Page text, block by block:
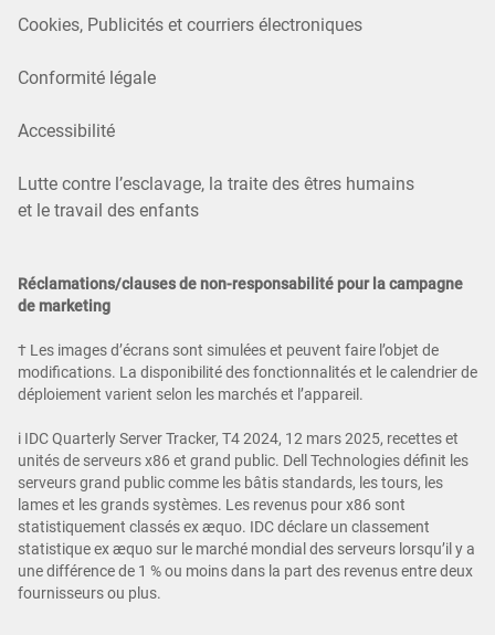
Cookies, Publicités et courriers électroniques
Conformité légale
Accessibilité
Lutte contre l’esclavage, la traite des êtres humains
et le travail des enfants
Réclamations/clauses de non-responsabilité pour la campagne
de marketing
† Les images d’écrans sont simulées et peuvent faire l’objet de
modifications. La disponibilité des fonctionnalités et le calendrier de
déploiement varient selon les marchés et l’appareil.
i IDC Quarterly Server Tracker, T4 2024, 12 mars 2025, recettes et
unités de serveurs x86 et grand public. Dell Technologies définit les
serveurs grand public comme les bâtis standards, les tours, les
lames et les grands systèmes. Les revenus pour x86 sont
statistiquement classés ex æquo. IDC déclare un classement
statistique ex æquo sur le marché mondial des serveurs lorsqu’il y a
une différence de 1 % ou moins dans la part des revenus entre deux
fournisseurs ou plus.